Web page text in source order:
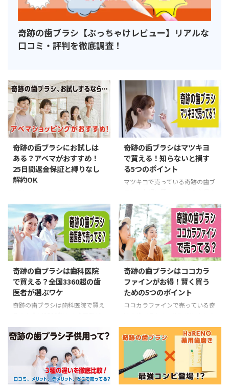
奇跡の歯ブラシ【ぶっちゃけレビュー】リアルな
口コミ・評判を徹底調査！
奇跡の歯ブラシにお試しは
ある？アベマがおすすめ！
25日間返金保証と縛りなし
解約OK
お得？アベマショッピングなら大
幅割引ではじめられ、25日間全
額返金保証付き。さらに定期縛り
なしで解約も簡単なので安心で
す。楽天やAmazon、ドラッグス
トアとの違いも解説。
奇跡の歯ブラシはマツキヨ
で買える！知らないと損す
る5つのポイント
マツキヨで売っている奇跡の歯ブ
ポイント活用など5つの賢い方
法、さらに一番お得な購入方法も
紹介。マツキヨで奇跡の歯ブラシ
を手に入れたいあなたは参考にど
うぞ。
奇跡の歯ブラシは歯科医院
で買える？全国3360超の歯
医者が選ぶワケ
奇跡の歯ブラシは歯科医院で買え
選ぶ理由を解説します。驚きの歯
垢除去効果と歯に優しい秘密、お
すすめの購入先も紹介します。
奇跡の歯ブラシはココカラ
ファインがお得！賢く買う
ための5つのポイント
ココカラファインで売っている奇
ら必見！ポイント活用など5つの
賢い方法、さらに一番お得な購入
方法も紹介。ココカラファインで
奇跡の歯ブラシを手に入れたいあ
なたは参考にどうぞ。